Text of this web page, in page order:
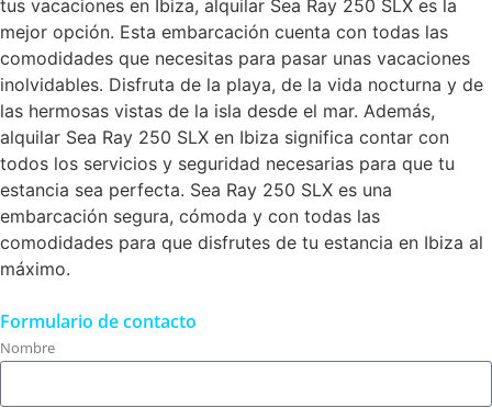
tus vacaciones en Ibiza, alquilar Sea Ray 250 SLX es la
mejor opción. Esta embarcación cuenta con todas las
comodidades que necesitas para pasar unas vacaciones
inolvidables. Disfruta de la playa, de la vida nocturna y de
las hermosas vistas de la isla desde el mar. Además,
alquilar Sea Ray 250 SLX en Ibiza significa contar con
todos los servicios y seguridad necesarias para que tu
estancia sea perfecta. Sea Ray 250 SLX es una
embarcación segura, cómoda y con todas las
comodidades para que disfrutes de tu estancia en Ibiza al
máximo.
Formulario de contacto
Nombre